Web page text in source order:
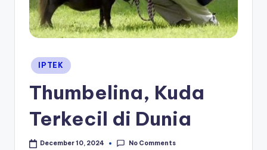
Posted
in
IPTEK
Thumbelina, Kuda
Terkecil di Dunia
December 10, 2024 No Comments